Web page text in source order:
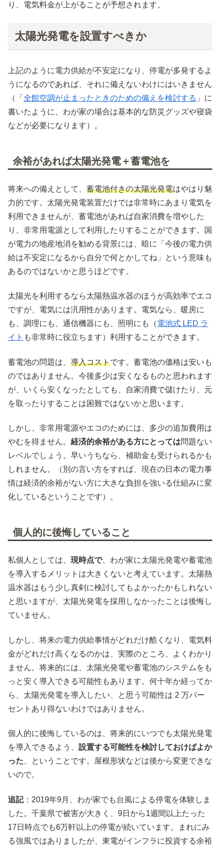
り、電気料金が上がることが予想されます。
太陽光発電を設置すべきか
上記のように電力供給が不安定になり、停電が多発するよ
うになるのであれば、それに備えないわけにはいきません
（「 全館空調が止まったときのための備えを検討する 」に
書いたように、わが家の場合は基本的な防災グッズや寝袋
などが必要になります）。
余裕があれば太陽光発電＋蓄電池を
将来への備えとして、 蓄電池付きの太陽光発電はやはり魅
力的です。太陽光発電装置だけでは非常時にあまり電気を
利用できませんが、蓄電池があれば自家消費を増やした
り、非常用電源として利用したりすることができます。国
が電力の地産地消を勧める背景には、暗に「今後の電力供
給は不安定になるから自分で何とかしてね」という意味も
あるのではないかと思うほどです。
太陽光を利用するなら太陽熱温水器のほうが高効率でエコ
ですが、電気には汎用性があります。電気なら、暖房に
も、調理にも、通信機器にも、照明にも（電池式 LED ラ
イト も非常時に役立ちます）利用することができます。
蓄電池の問題は、 導入コストです。蓄電池の価格は安いも
のではありません。今後多少は安くなるものと思われます
が、いくら安くなったとしても、自家消費で儲けたり、元
を取ったりすることは困難ではないかと思います。
しかし、非常用電源やエコのためには、多少の追加費用は
やむを得ません。 経済的余裕がある方にとっては問題ない
レベルでしょう。早いうちなら、補助金も受けられるかも
しれません。（別の言い方をすれば、現在の日本の電力事
情は経済的余裕がない方に大きな負担を強いる仕組みに変
化しているということです）。
個人的に後悔していること
私個人としては、 現時点で、わが家に太陽光発電や蓄電池
を導入するメリットは大きくないと考えています。太陽熱
温水器はもう少し真剣に検討してもよかったかもしれない
と思いますが、太陽光発電を採用しなかったことは後悔し
ていません。
しかし、将来の電力供給事情がどれだけ酷くなり、電気料
金がどれだけ高くなるのかは、実際のところ、よくわかり
ません。将来的には、太陽光発電や蓄電池のシステムをも
っと安く導入できる可能性もあります。何十年か経ってか
ら、太陽光発電を導入したい、と思う可能性は 2 万パー
セントあり得ないわけではありません。
個人的に後悔しているのは、将来的にいつでも太陽光発電
を導入できるよう、 設置する可能性を検討しておけばよか
った 、ということです。屋根形状などは後から変更できな
いので。
追記：2019年9月、わが家でも台風による停電を体験しま
した。千葉県で被害が大きく、9日から1週間以上たった
17日時点でも6万軒以上の停電が続いています。まれにみ
る強風ではありましたが、東電がインフラに投資する余裕